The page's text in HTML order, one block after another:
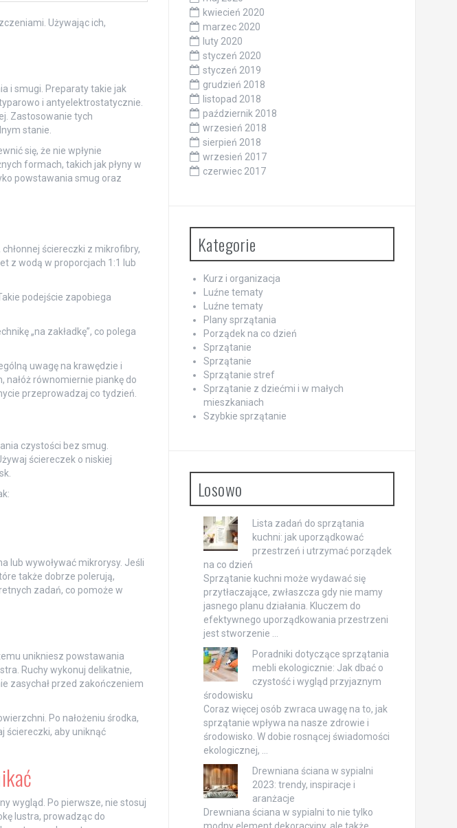
Używając ich,
i smugi. Preparaty takie jak
i antyelektrostatycznie.
Zastosowanie tych
stanie.
się, że nie wpłynie
formach, takich jak płyny w
powstawania smug oraz
ściereczki z mikrofibry,
z wodą w proporcjach 1:1 lub
podejście zapobiega
„na zakładkę”, co polega
uwagę na krawędzie i
równomiernie piankę do
przeprowadzaj co tydzień.
czystości bez smug.
ściereczek o niskiej
lub wywoływać mikrorysy. Jeśli
także dobrze polerują,
zadań, co pomoże w
unikniesz powstawania
Ruchy wykonuj delikatnie,
zasychał przed zakończeniem
Po nałożeniu środka,
ściereczki, aby uniknąć
wygląd. Po pierwsze, nie stosuj
lustra, prowadząc do
kwiecień 2020
marzec 2020
luty 2020
styczeń 2020
styczeń 2019
grudzień 2018
listopad 2018
październik 2018
wrzesień 2018
sierpień 2018
wrzesień 2017
czerwiec 2017
Kategorie
Kurz i organizacja
Luźne tematy
Luźne tematy
Plany sprzątania
Porządek na co dzień
Sprzątanie
Sprzątanie
Sprzątanie stref
Sprzątanie z dziećmi i w małych
mieszkaniach
Szybkie sprzątanie
Losowo
Lista zadań do sprzątania
kuchni: jak uporządkować
przestrzeń i utrzymać porządek
na co dzień
Sprzątanie kuchni może wydawać się
przytłaczające, zwłaszcza gdy nie mamy
jasnego planu działania. Kluczem do
efektywnego uporządkowania przestrzeni
jest stworzenie …
Poradniki dotyczące sprzątania
mebli ekologicznie: Jak dbać o
czystość i wygląd przyjaznym
środowisku
Coraz więcej osób zwraca uwagę na to, jak
sprzątanie wpływa na nasze zdrowie i
środowisko. W dobie rosnącej świadomości
ekologicznej, …
Drewniana ściana w sypialni
2023: trendy, inspiracje i
aranżacje
Drewniana ściana w sypialni to nie tylko